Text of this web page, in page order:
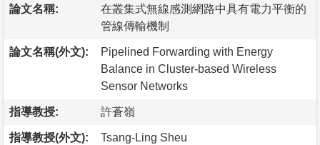
論文名稱:
在叢集式無線感測網路中具有電力平衡的
管線傳輸機制
論文名稱(外文):
Pipelined Forwarding with Energy
Balance in Cluster-based Wireless
Sensor Networks
指導教授: 許蒼嶺
指導教授(外文): Tsang-Ling Sheu